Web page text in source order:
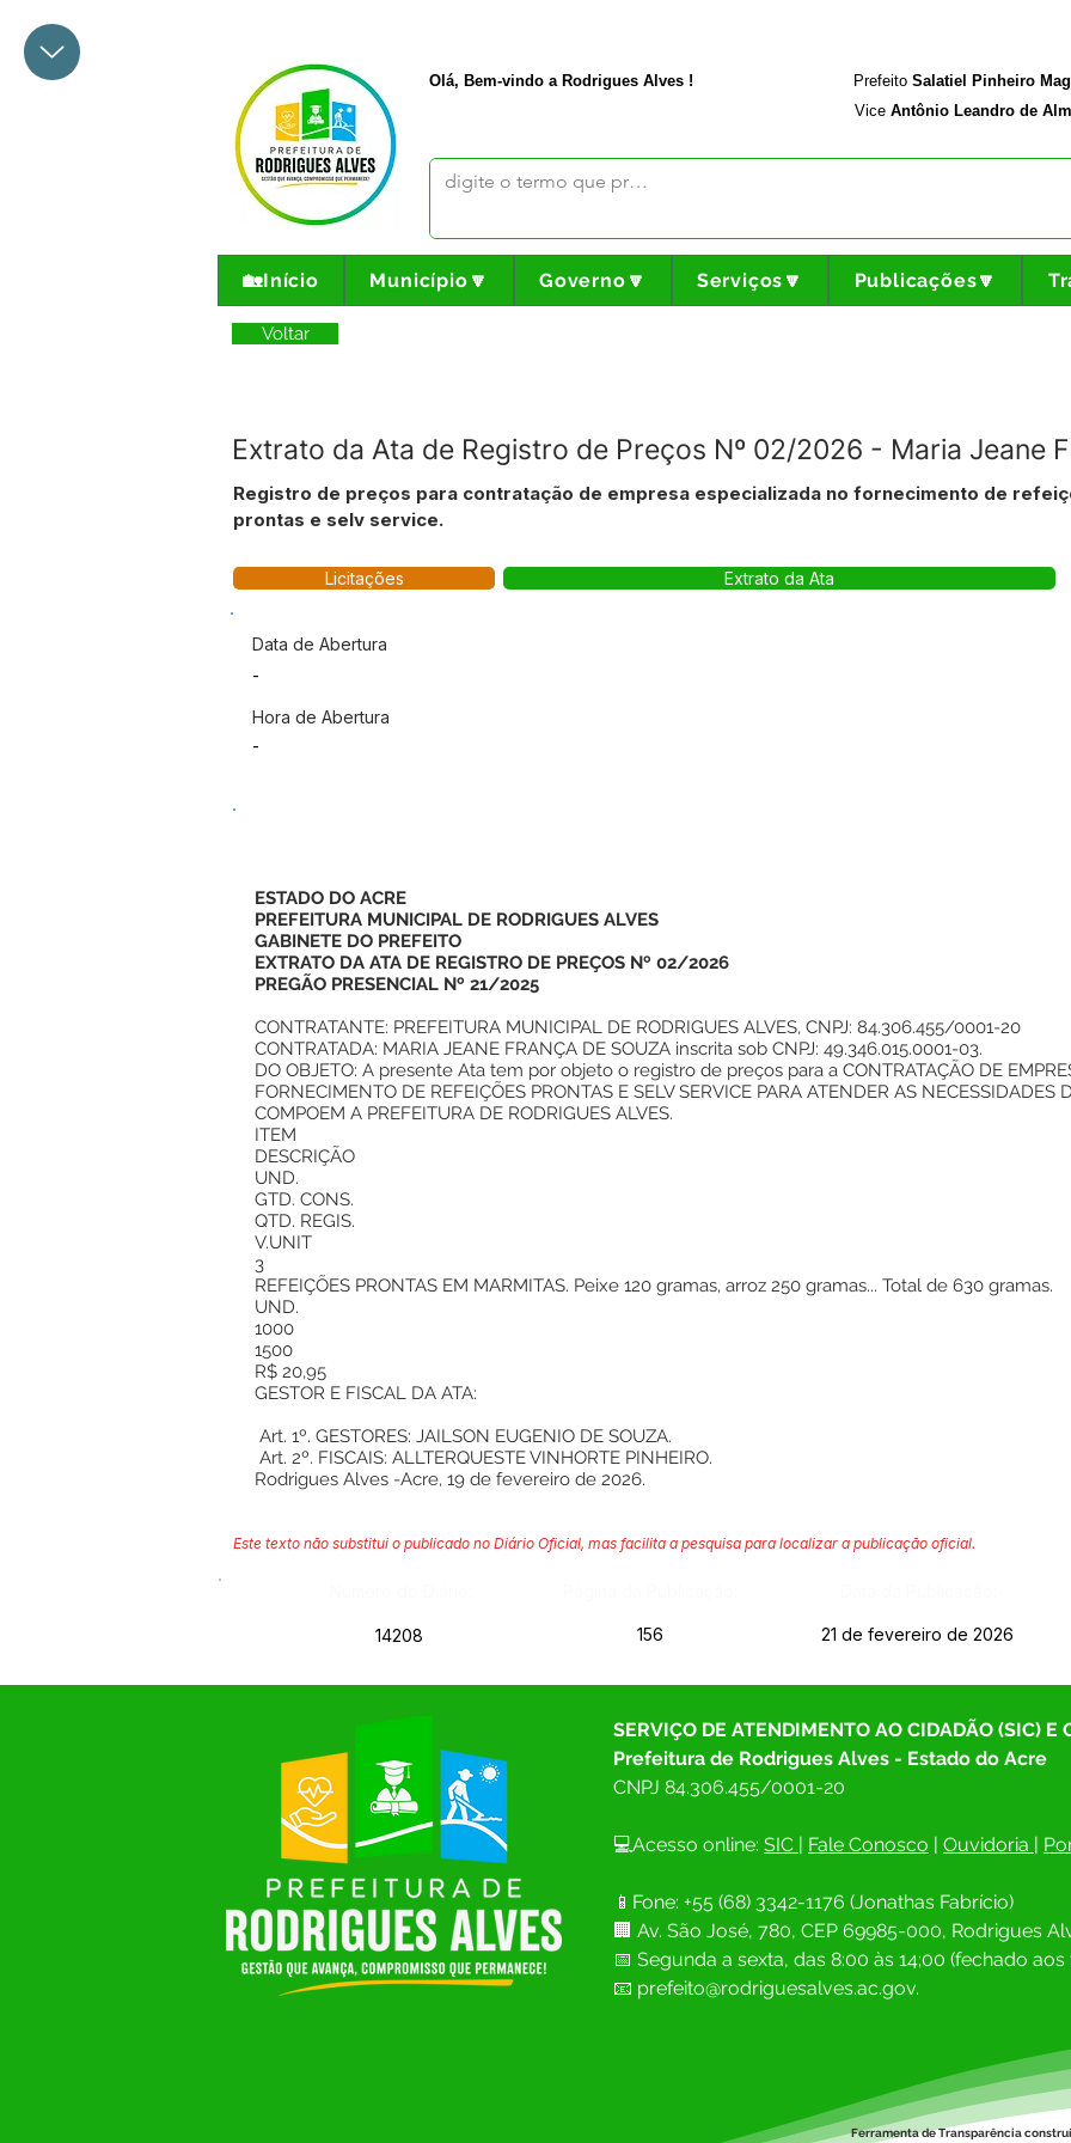
Olá, Bem-vindo a Rodrigues Alves ! Prefeito Salatiel Pinheiro
Vice Antônio Leandro de
🏡Início Município🔽 Governo🔽 Serviços🔽 Publicações🔽
Voltar
Extrato da Ata de Registro de Preços Nº 02/2026 - Maria Jeane
Registro de preços para contratação de empresa especializada no fornecimento de
prontas e selv service.
Licitações Extrato da Ata
Data de Abertura
-
Hora de Abertura
-
ESTADO DO ACRE
PREFEITURA MUNICIPAL DE RODRIGUES ALVES
GABINETE DO PREFEITO
EXTRATO DA ATA DE REGISTRO DE PREÇOS Nº 02/2026
PREGÃO PRESENCIAL Nº 21/2025
CONTRATANTE: PREFEITURA MUNICIPAL DE RODRIGUES ALVES, CNPJ: 84.306.455/0001-20
CONTRATADA: MARIA JEANE FRANÇA DE SOUZA inscrita sob CNPJ: 49.346.015.0001-03.
DO OBJETO: A presente Ata tem por objeto o registro de preços para a CONTRATAÇÃO DE
FORNECIMENTO DE REFEIÇÕES PRONTAS E SELV SERVICE PARA ATENDER AS NECESSIDADES
COMPOEM A PREFEITURA DE RODRIGUES ALVES.
ITEM
DESCRIÇÃO
UND.
GTD. CONS.
QTD. REGIS.
V.UNIT
3
REFEIÇÕES PRONTAS EM MARMITAS. Peixe 120 gramas, arroz 250 gramas... Total de 630 gramas.
UND.
1000
1500
R$ 20,95
GESTOR E FISCAL DA ATA:
Art. 1º. GESTORES: JAILSON EUGENIO DE SOUZA.
Art. 2º. FISCAIS: ALLTERQUESTE VINHORTE PINHEIRO.
Rodrigues Alves -Acre, 19 de fevereiro de 2026.
Este texto não substitui o publicado no Diário Oficial, mas facilita a pesquisa para localizar a publicação oficial.
14208 156 21 de fevereiro de 2026
SERVIÇO DE ATENDIMENTO AO CIDADÃO (SIC) E
Prefeitura de Rodrigues Alves - Estado do Acre
CNPJ 84.306.455/0001-20
💻Acesso online: SIC | Fale Conosco | Ouvidoria |
📱Fone: +55 (68) 3342-1176 (Jonathas Fabrício)
🏢 Av. São José, 780, CEP 69985-000, Rodrigues
📅 Segunda a sexta, das 8:00 às 14;00 (fechado
📧 prefeito@rodriguesalves.ac.gov.
Ferramenta de Transparência